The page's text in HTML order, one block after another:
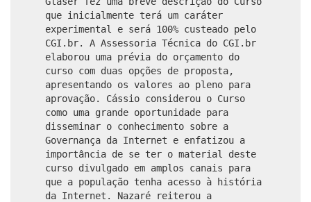
que inicialmente terá um caráter
experimental e será 100% custeado pelo
CGI.br. A Assessoria Técnica do CGI.br
elaborou uma prévia do orçamento do
curso com duas opções de proposta,
apresentando os valores ao pleno para
aprovação. Cássio considerou o Curso
como uma grande oportunidade para
disseminar o conhecimento sobre a
Governança da Internet e enfatizou a
importância de se ter o material deste
curso divulgado em amplos canais para
que a população tenha acesso à história
da Internet. Nazaré reiterou a